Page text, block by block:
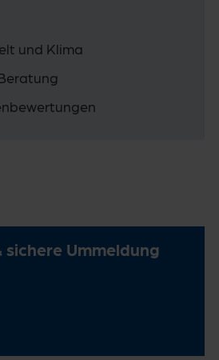
und Klima
sichere Ummeldung